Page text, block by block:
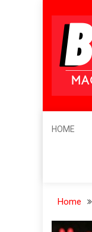
content
Leader's
HOME
Home